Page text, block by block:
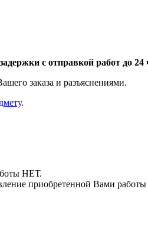
с отправкой работ до
заказа и разъяснениями.
.
НЕТ.
приобретенной Вами работы